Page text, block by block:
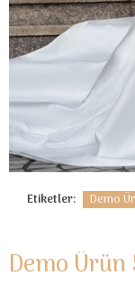
Etiketler: Demo
Demo Ürün